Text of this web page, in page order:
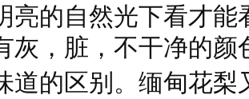
亮的自然光下看才能
灰，脏，不干净的颜
的区别。缅甸花梨